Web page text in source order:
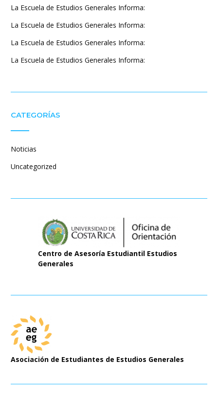
La Escuela de Estudios Generales Informa:
La Escuela de Estudios Generales Informa:
La Escuela de Estudios Generales Informa:
La Escuela de Estudios Generales Informa:
CATEGORÍAS
Noticias
Uncategorized
Centro de Asesoría Estudiantil Estudios
Generales
Asociación de Estudiantes de Estudios Generales